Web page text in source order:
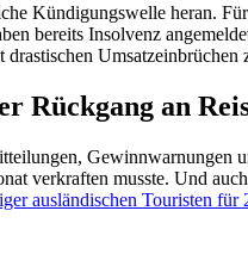
Kündigungswelle heran.
bereits Insolvenz
Rückgang an
verkraften musste. Und
ausländischen Touristen für